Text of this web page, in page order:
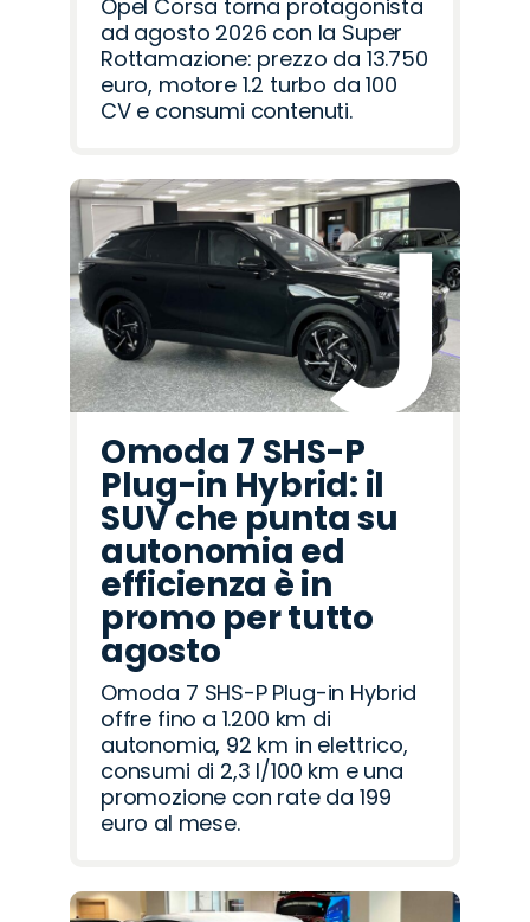
Opel Corsa torna protagonista
ad agosto 2026 con la Super
Rottamazione: prezzo da 13.750
euro, motore 1.2 turbo da 100
CV e consumi contenuti.
Omoda 7 SHS-P
Plug-in Hybrid: il
SUV che punta su
autonomia ed
efficienza è in
promo per tutto
agosto
Omoda 7 SHS-P Plug-in Hybrid
offre fino a 1.200 km di
autonomia, 92 km in elettrico,
consumi di 2,3 l/100 km e una
promozione con rate da 199
euro al mese.